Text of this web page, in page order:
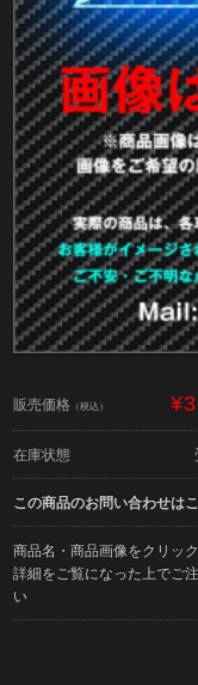
販売価格 （税込）
在庫状態
この商品のお問い合わせは
商品名・商品画像をクリッ
詳細をご覧になった上でご
い